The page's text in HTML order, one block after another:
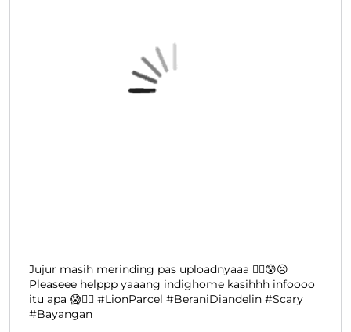
Jujur masih merinding pas uploadnyaaa 😵‍💫😰😣
Pleaseee helppp yaaang indighome kasihhh infoooo
itu apa 😱😵‍💫 #LionParcel #BeraniDiandelin #Scary
#Bayangan